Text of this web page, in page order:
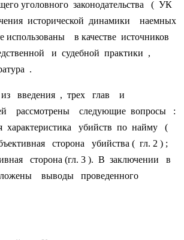
уголовного законодательства ( УК
исторической динамики наемных
использованы в качестве источников
и судебной практики ,
.
введения , трех глав и
рассмотрены следующие вопросы :
характеристика убийств по найму (
сторона убийства ( гл. 2 ) ;
сторона (гл. 3 ). В заключении в
выводы проведенного